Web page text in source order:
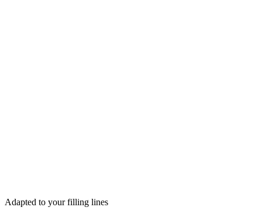
Adapted to your filling lines